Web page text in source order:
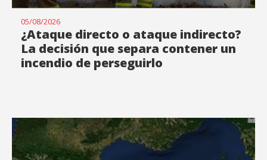
05/08/2026
¿Ataque directo o ataque indirecto?
La decisión que separa contener un
incendio de perseguirlo